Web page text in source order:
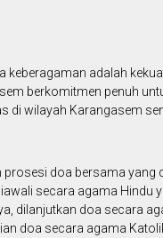
keberagaman adalah
berkomitmen penuh
di wilayah Karangasem
doa bersama
secara agama Hindu
dilanjutkan doa secara
doa secara agama